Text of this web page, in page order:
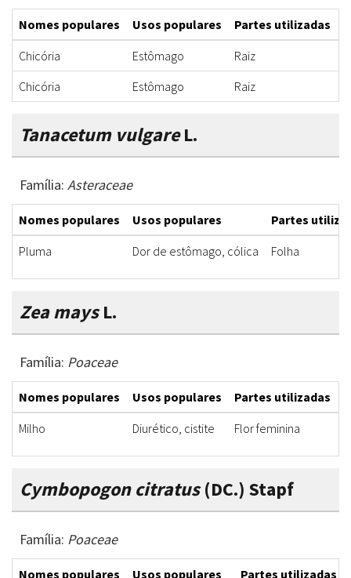
Nomes populares Usos populares Partes utilizadas
Chicória
Estômago Raiz
Chicória
Estômago Raiz
Tanacetum vulgareL.
Família: Asteraceae
Nomes populares Usos populares
Partes
Pluma
Dor de estômago, cólica Folha
Zea maysL.
Família: Poaceae
Nomes populares Usos populares Partes utilizadas
Milho
Diurético, cistite Flor feminina
Cymbopogon citratus(DC.) Stapf
Família: Poaceae
Nomes populares Usos populares Partes utilizadas